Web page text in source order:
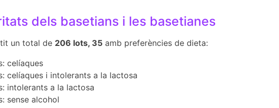
dels basetians i les basetianes
un total de 206 lots, 35 amb preferències de dieta:
celíaques
celíaques i intolerants a la lactosa
intolerants a la lactosa
sense alcohol